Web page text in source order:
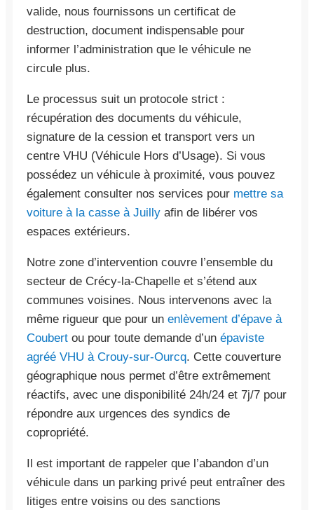
valide, nous fournissons un certificat de
destruction, document indispensable pour
informer l’administration que le véhicule ne
circule plus.
Le processus suit un protocole strict :
récupération des documents du véhicule,
signature de la cession et transport vers un
centre VHU (Véhicule Hors d’Usage). Si vous
possédez un véhicule à proximité, vous pouvez
également consulter nos services pour mettre sa
voiture à la casse à Juilly afin de libérer vos
espaces extérieurs.
Notre zone d’intervention couvre l’ensemble du
secteur de Crécy-la-Chapelle et s’étend aux
communes voisines. Nous intervenons avec la
même rigueur que pour un enlèvement d’épave à
Coubert ou pour toute demande d’un épaviste
agréé VHU à Crouy-sur-Ourcq. Cette couverture
géographique nous permet d’être extrêmement
réactifs, avec une disponibilité 24h/24 et 7j/7 pour
répondre aux urgences des syndics de
copropriété.
Il est important de rappeler que l’abandon d’un
véhicule dans un parking privé peut entraîner des
litiges entre voisins ou des sanctions